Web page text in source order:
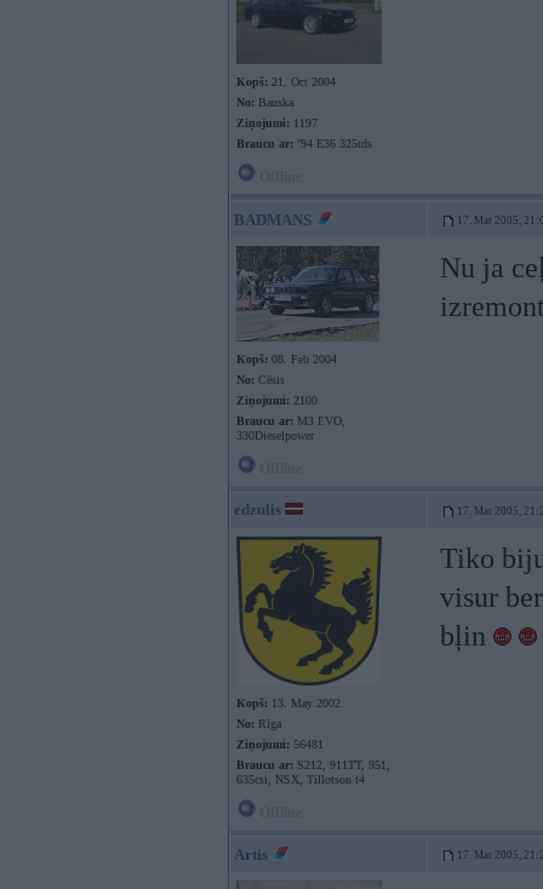
Kopš: 21. Oct 2004
No: Bauska
Ziņojumi: 1197
Braucu ar: ’94 E36 325tds
BADMANS 17. Mar 2005,
Kopš: 08. Feb 2004
No: Cēsis
Ziņojumi: 2100
Braucu ar: M3 EVO,
330Dieselpower
Nu ja
edzulis 17. Mar 2005,
Kopš: 13. May 2002
No: Rīga
Ziņojumi: 56481
Braucu ar: S212, 911TT, 951,
635csi, NSX, Tillotson t4
Tiko
visur
bļin
Artis 17. Mar 2005,